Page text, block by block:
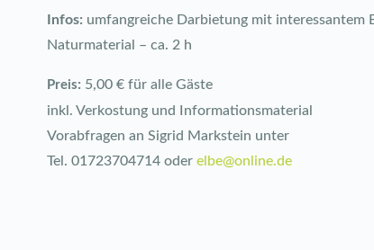
Infos: umfangreiche Darbietung mit interessantem
Naturmaterial – ca. 2 h
Preis: 5,00 € für alle Gäste
inkl. Verkostung und Informationsmaterial
Vorabfragen an Sigrid Markstein unter
Tel. 01723704714 oder elbe@online.de